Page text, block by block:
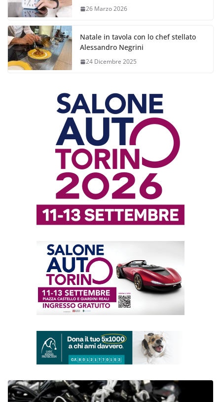
26 Marzo 2026
Natale in tavola con lo chef stellato
Alessandro Negrini
24 Dicembre 2025